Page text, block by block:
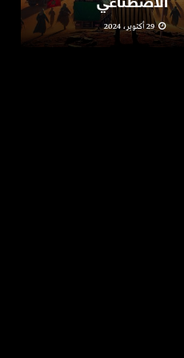
29 أكتوبر، 2024